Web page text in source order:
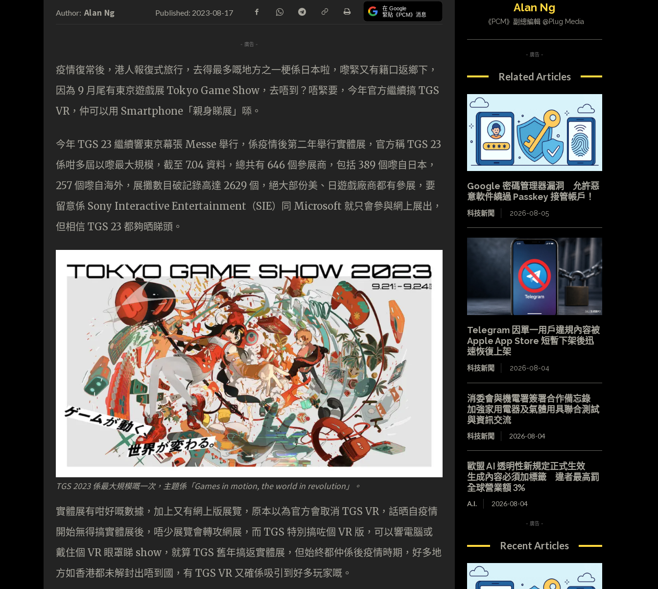
Author: Alan Ng Published: 2023-08-17 在 Google
緊貼《PCM》消息
- 廣告 -
疫情復常後，港人報復式旅行，去得最多嘅地方之一梗係日本啦，嚟緊又有籍口返鄉下，
因為 9 月尾有東京遊戲展 Tokyo Game Show，去唔到？唔緊要，今年官方繼續搞 TGS
VR，仲可以用 Smartphone「親身睇展」𠻹。
今年 TGS 23 繼續響東京幕張 Messe 舉行，係疫情後第二年舉行實體展，官方稱 TGS 23
係咁多屆以嚟最大規模，截至 7.04 資料，總共有 646 個參展商，包括 389 個嚟自日本，
257 個嚟自海外，展攤數目破記錄高達 2629 個，絕大部份美、日遊戲廠商都有參展，要
留意係 Sony Interactive Entertainment（SIE）同 Microsoft 就只會參與網上展出，
但相信 TGS 23 都夠晒睇頭。
TGS 2023 係最大規模嘅一次，主題係「Games in motion, the world in revolution」。
實體展有咁好嘅數據，加上又有網上版展覽，原本以為官方會取消 TGS VR，話晒自疫情
開始無得搞實體展後，唔少展覽會轉攻網展，而 TGS 特別搞咗個 VR 版，可以響電腦或
戴住個 VR 眼罩睇 show，就算 TGS 舊年搞返實體展，但始終都仲係後疫情時期，好多地
方如香港都未解封出唔到國，有 TGS VR 又確係吸引到好多玩家嘅。
Alan Ng
《PCM》副總編輯 @Plug Media
- 廣告 -
Related Articles
Google 密碼管理器漏洞 允許惡
意軟件繞過 Passkey 接管帳戶！
科技新聞 2026-08-05
Telegram 因單一用戶違規內容被
Apple App Store 短暫下架後迅
速恢復上架
科技新聞 2026-08-04
消委會與機電署簽署合作備忘錄
加強家用電器及氣體用具聯合測試
與資訊交流
科技新聞 2026-08-04
歐盟 AI 透明性新規定正式生效
生成內容必須加標籤 違者最高罰
全球營業額 3%
A.I. 2026-08-04
- 廣告 -
Recent Articles